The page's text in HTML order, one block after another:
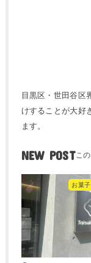
目黒区・世田谷区
けすることが大好
ます。
NEW POST
お菓